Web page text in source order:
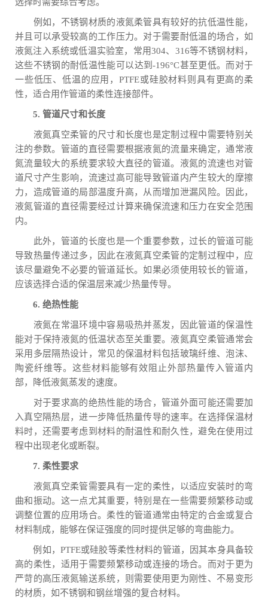
例如，不锈钢材质的液氮柔管具有较好的抗低温性能，
并且可以承受较高的工作压力。对于需要耐低温的场合，如
液氮注入系统或低温实验室，常用304、316等不锈钢材料，
这些不锈钢的耐低温性能可以达到-196°C甚至更低。而对于
一些低压、低温的应用，PTFE或硅胶材料则具有更高的柔
性，适合用作管道的柔性连接部件。
5. 管道尺寸和长度
液氮真空柔管的尺寸和长度也是定制过程中需要特别关
注的参数。管道的直径需要根据液氮的流量来确定，通常液
氮流量较大的系统要求较大直径的管道。液氮的流速也对管
道尺寸产生影响，流速过高可能导致管道内产生较大的摩擦
力，造成管道的局部温度升高，从而增加泄漏风险。因此，
液氮管道的直径需要经过计算来确保流速和压力在安全范围
内。
此外，管道的长度也是一个重要参数，过长的管道可能
导致热量传递过多，因此在液氮真空柔管的定制过程中，应
该尽量避免不必要的管道延长。如果必须使用较长的管道，
应该选择合适的保温层来减少热量传导。
6. 绝热性能
液氮在常温环境中容易吸热并蒸发，因此管道的保温性
能对于保持液氮的低温状态至关重要。液氮真空柔管通常会
采用多层隔热设计，常见的保温材料包括玻璃纤维、泡沫、
陶瓷纤维等。这些材料能够有效阻止外部热量传入管道内
部，降低液氮蒸发的速度。
对于要求高的绝热性能的场合，管道外面可能还需要加
入真空隔热层，进一步降低热量传导的速率。在选择保温材
料时，还需要考虑到材料的耐温性和耐久性，避免在使用过
程中出现老化或断裂。
7. 柔性要求
液氮真空柔管需要具有一定的柔性，以适应安装时的弯
曲和振动。这一点尤其重要，特别是在一些需要频繁移动或
调整位置的应用场合。柔性的管道通常由特定的合金或复合
材料制成，能够在保证强度的同时提供足够的弯曲能力。
例如，PTFE或硅胶等柔性材料的管道，因其本身具备较
高的柔性，适用于需要频繁移动或连接的场合。而对于更为
严苛的高压液氮输送系统，则需要使用更为刚性、不易变形
的材质，如不锈钢和钢丝增强的复合材料。